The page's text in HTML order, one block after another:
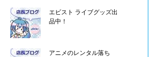
エビスト ライブグッズ出
品中！
アニメのレンタル落ち